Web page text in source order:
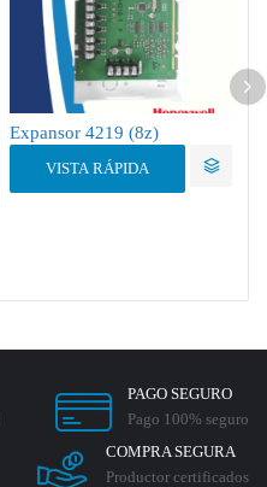
Expansor 4219 (8z)
VISTA RÁPIDA
PAGO SEGURO
Pago 100% seguro
COMPRA SEGURA
Productor certificados